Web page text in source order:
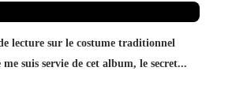
lecture sur le costume traditionnel
suis servie de cet album, le secret...